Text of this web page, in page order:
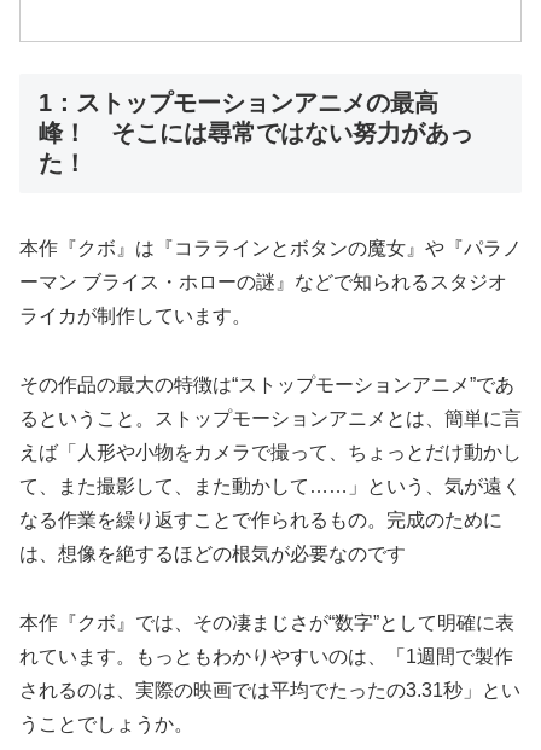
1：ストップモーションアニメの最高
峰！ そこには尋常ではない努力があっ
た！
本作『クボ』は『コララインとボタンの魔女』や『パラノ
ーマン ブライス・ホローの謎』などで知られるスタジオ
ライカが制作しています。
その作品の最大の特徴は“ストップモーションアニメ”であ
るということ。ストップモーションアニメとは、簡単に言
えば「人形や小物をカメラで撮って、ちょっとだけ動かし
て、また撮影して、また動かして……」という、気が遠く
なる作業を繰り返すことで作られるもの。完成のために
は、想像を絶するほどの根気が必要なのです
本作『クボ』では、その凄まじさが“数字”として明確に表
れています。もっともわかりやすいのは、「1週間で製作
されるのは、実際の映画では平均でたったの3.31秒」とい
うことでしょうか。